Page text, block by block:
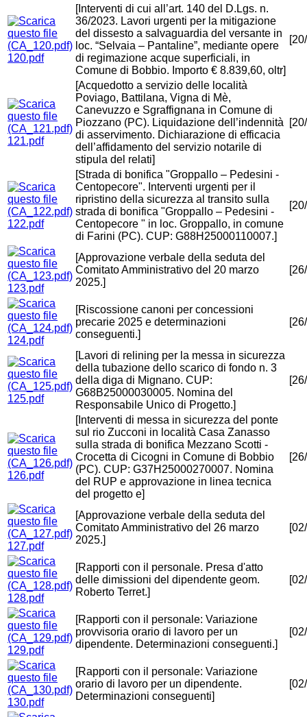
120.pdf
[Interventi di cui all’art. 140 del D.Lgs. n.
36/2023. Lavori urgenti per la mitigazione
del dissesto a salvaguardia del versante in
loc. “Selvaia – Pantaline”, mediante opere
di regimazione acque superficiali, in
Comune di Bobbio. Importo € 8.839,60, oltr]
121.pdf
[Acquedotto a servizio delle località
Poviago, Battilana, Vigna di Mè,
Canevuzzo e Sgraffignana in Comune di
Piozzano (PC). Liquidazione dell’indennità
di asservimento. Dichiarazione di efficacia
dell’affidamento del servizio notarile di
stipula del relati]
122.pdf
[Strada di bonifica "Groppallo – Pedesini -
Centopecore". Interventi urgenti per il
ripristino della sicurezza al transito sulla
strada di bonifica "Groppallo – Pedesini -
Centopecore " in loc. Groppallo, in comune
di Farini (PC). CUP: G88H25000110007.]
123.pdf
[Approvazione verbale della seduta del
Comitato Amministrativo del 20 marzo
2025.]
124.pdf
[Riscossione canoni per concessioni
precarie 2025 e determinazioni
conseguenti.]
125.pdf
[Lavori di relining per la messa in sicurezza
della tubazione dello scarico di fondo n. 3
della diga di Mignano. CUP:
G68B25000030005. Nomina del
Responsabile Unico di Progetto.]
126.pdf
[Interventi di messa in sicurezza del ponte
sul rio Zucconi in località Casa Zanasso
sulla strada di bonifica Mezzano Scotti -
Crocetta di Cicogni in Comune di Bobbio
(PC). CUP: G37H25000270007. Nomina
del RUP e approvazione in linea tecnica
del progetto e]
127.pdf
[Approvazione verbale della seduta del
Comitato Amministrativo del 26 marzo
2025.]
128.pdf
[Rapporti con il personale. Presa d'atto
delle dimissioni del dipendente geom.
Roberto Terret.]
129.pdf
[Rapporti con il personale: Variazione
provvisoria orario di lavoro per un
dipendente. Determinazioni conseguenti.]
130.pdf
[Rapporti con il personale: Variazione
orario di lavoro per un dipendente.
Determinazioni conseguenti]